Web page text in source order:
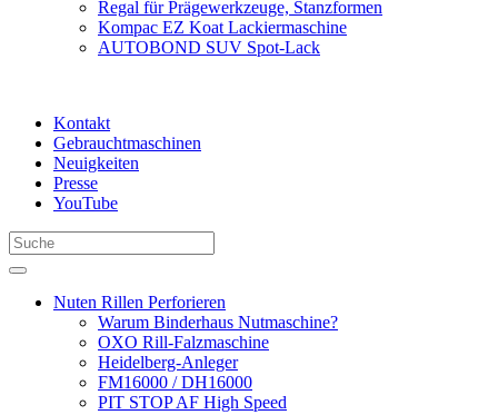
Regal für Prägewerkzeuge, Stanzformen
Kompac EZ Koat Lackiermaschine
AUTOBOND SUV Spot-Lack
Kontakt
Gebrauchtmaschinen
Neuigkeiten
Presse
YouTube
Nuten Rillen Perforieren
Warum Binderhaus Nutmaschine?
OXO Rill-Falzmaschine
Heidelberg-Anleger
FM16000 / DH16000
PIT STOP AF High Speed